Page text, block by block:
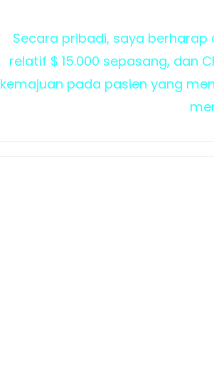
Secara pribadi, saya
relatif $ 15.000 sepasang, dan
kemajuan pada pasien yang